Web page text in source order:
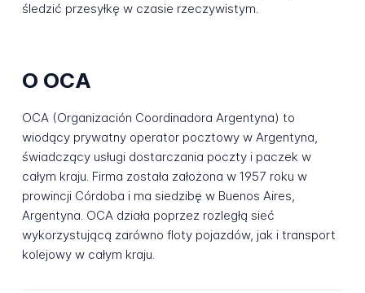
śledzić przesyłkę w czasie rzeczywistym.
O OCA
OCA (Organización Coordinadora Argentyna) to
wiodący prywatny operator pocztowy w Argentyna,
świadczący usługi dostarczania poczty i paczek w
całym kraju. Firma została założona w 1957 roku w
prowincji Córdoba i ma siedzibę w Buenos Aires,
Argentyna. OCA działa poprzez rozległą sieć
wykorzystującą zarówno floty pojazdów, jak i transport
kolejowy w całym kraju.